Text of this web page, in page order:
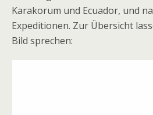
Karakorum und Ecuador, und
Expeditionen. Zur Übersicht
Bild sprechen: